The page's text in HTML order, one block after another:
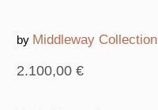
by Middleway Collection
2.100,00 €